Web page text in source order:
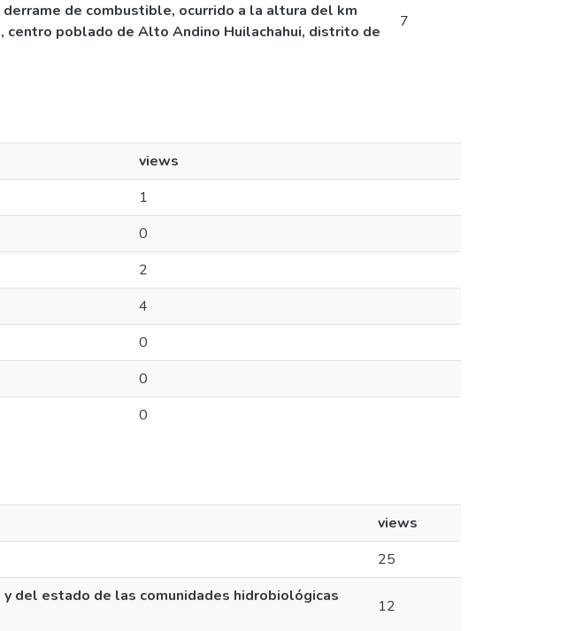
de combustible, ocurrido a la altura del km
poblado de Alto Andino Huilachahui, distrito de
7
views
1
0
2
4
0
0
0
views
25
del estado de las comunidades hidrobiológicas
12